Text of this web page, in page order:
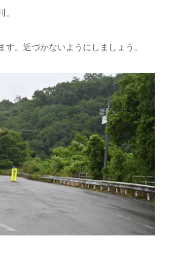
。
す。近づかないようにしましょう。